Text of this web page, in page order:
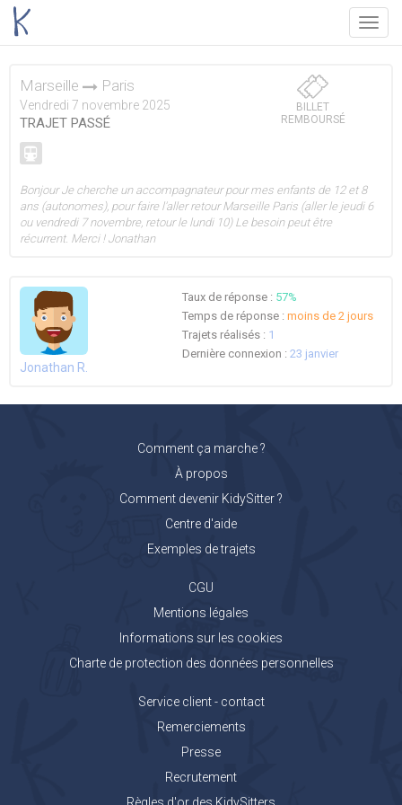
Menu
Marseille Paris
Vendredi 7 novembre 2025
TRAJET PASSÉ
BILLET
REMBOURSÉ
Bonjour Je cherche un accompagnateur pour mes enfants de 12 et 8
ans (autonomes), pour faire l'aller retour Marseille Paris (aller le jeudi 6
ou vendredi 7 novembre, retour le lundi 10) Le besoin peut être
récurrent. Merci ! Jonathan
Jonathan R.
Taux de réponse : 57%
Temps de réponse : moins de 2 jours
Trajets réalisés : 1
Dernière connexion : 23 janvier
Comment ça marche ?
À propos
Comment devenir KidySitter ?
Centre d'aide
Exemples de trajets
CGU
Mentions légales
Informations sur les cookies
Charte de protection des données personnelles
Service client - contact
Remerciements
Presse
Recrutement
Règles d'or des KidySitters